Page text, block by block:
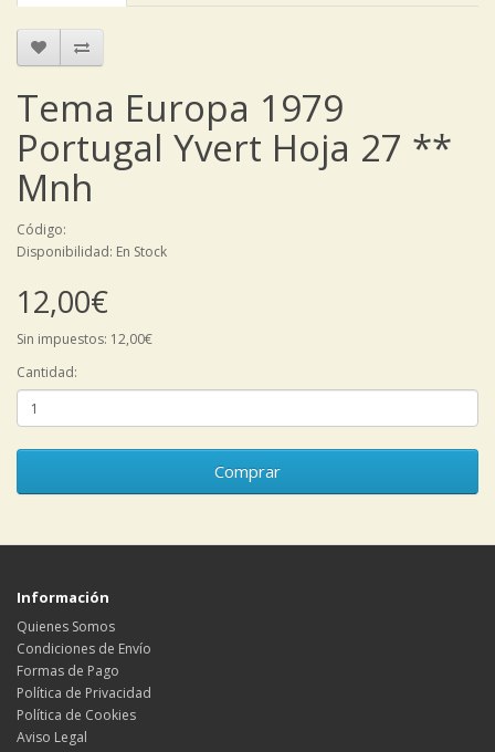
Tema Europa 1979
Portugal Yvert Hoja 27 **
Mnh
Código:
Disponibilidad: En Stock
12,00€
Sin impuestos: 12,00€
Cantidad:
Comprar
Información
Quienes Somos
Condiciones de Envío
Formas de Pago
Política de Privacidad
Política de Cookies
Aviso Legal